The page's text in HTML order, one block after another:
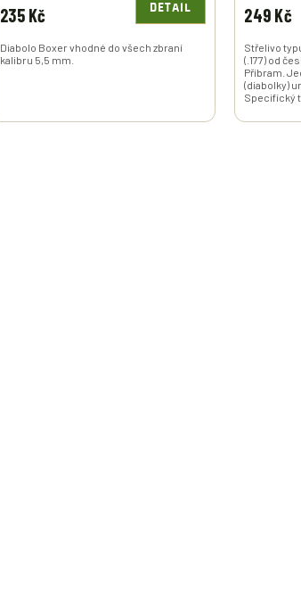
235 Kč DETAIL
Diabolo Boxer vhodné do všech zbraní
kalibru 5,5 mm.
249 Kč
Střelivo
(.177) od
Příbram.
(diabolky)
Specifický